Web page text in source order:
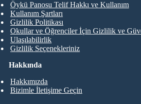
Hakkında
Hakkımızda
Bizimle İletişime Geçin
Öykü Panosu Telif Hakkı ve Kullanım
Kullanım Şartları
Gizlilik Politikası
Okullar ve Öğrenciler İçin Gizlilik ve
Ulaşılabilirlik
Gizlilik Seçenekleriniz